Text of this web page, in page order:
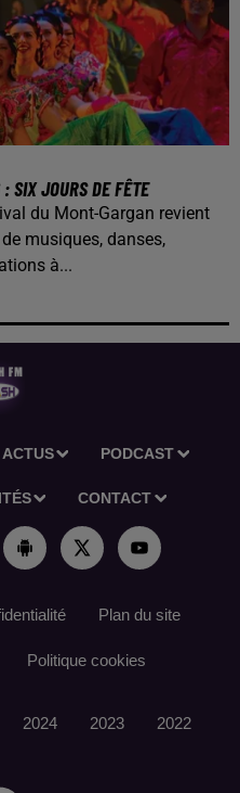
SIX JOURS DE FÊTE
du Mont-Gargan revient
musiques, danses,
à...
ACTUS PODCAST
CONTACT
Plan du site
Politique cookies
2024 2023 2022